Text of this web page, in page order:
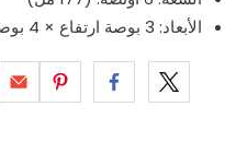
الأبعاد: 3 بوصة ارتفاع × 4 بوصة عرض